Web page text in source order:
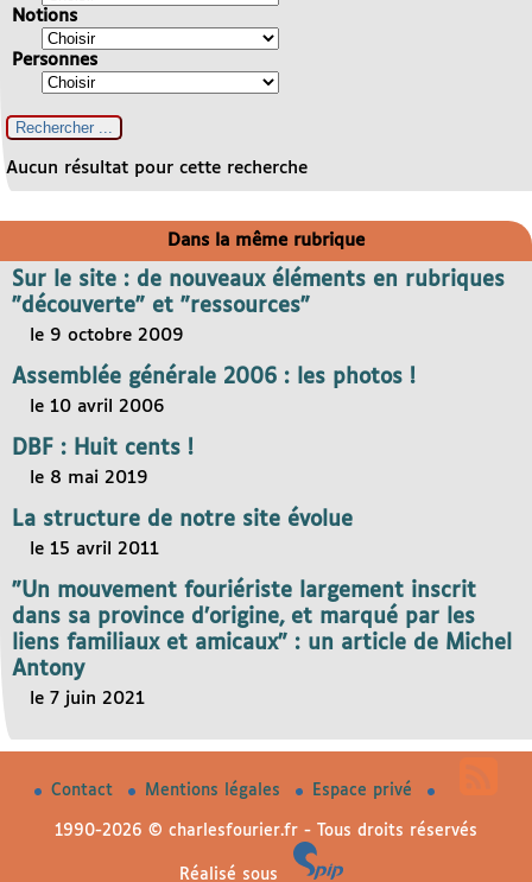
Notions
Personnes
Aucun résultat pour cette recherche
Dans la même rubrique
Sur le site : de nouveaux éléments en rubriques
"découverte" et "ressources"
le 9 octobre 2009
Assemblée générale 2006 : les photos !
le 10 avril 2006
DBF : Huit cents !
le 8 mai 2019
La structure de notre site évolue
le 15 avril 2011
"Un mouvement fouriériste largement inscrit
dans sa province d’origine, et marqué par les
liens familiaux et amicaux" : un article de Michel
Antony
le 7 juin 2021
Contact Mentions légales Espace privé
1990-2026 © charlesfourier.fr - Tous droits réservés
Réalisé sous